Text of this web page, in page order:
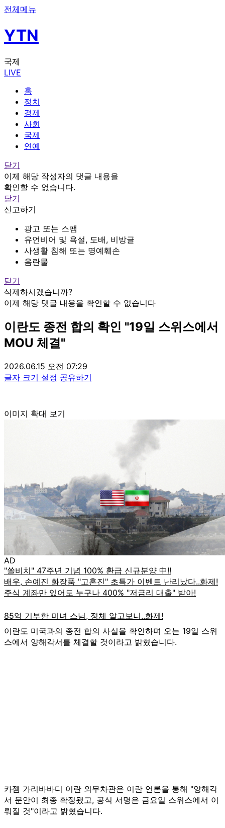
전체메뉴
YTN
국제
LIVE
홈
정치
경제
사회
국제
연예
닫기
이제 해당 작성자의 댓글 내용을
확인할 수 없습니다.
닫기
신고하기
광고 또는 스팸
유언비어 및 욕설, 도배, 비방글
사생활 침해 또는 명예훼손
음란물
닫기
삭제하시겠습니까?
이제 해당 댓글 내용을 확인할 수 없습니다
이란도 종전 합의 확인 "19일 스위스에서
MOU 체결"
2026.06.15 오전 07:29
글자 크기 설정 공유하기
이미지 확대 보기
AD
이란도 미국과의 종전 합의 사실을 확인하며 오는 19일 스위
스에서 양해각서를 체결할 것이라고 밝혔습니다.
카젬 가리바바디 이란 외무차관은 이란 언론을 통해 "양해각
서 문안이 최종 확정됐고, 공식 서명은 금요일 스위스에서 이
뤄질 것"이라고 밝혔습니다.